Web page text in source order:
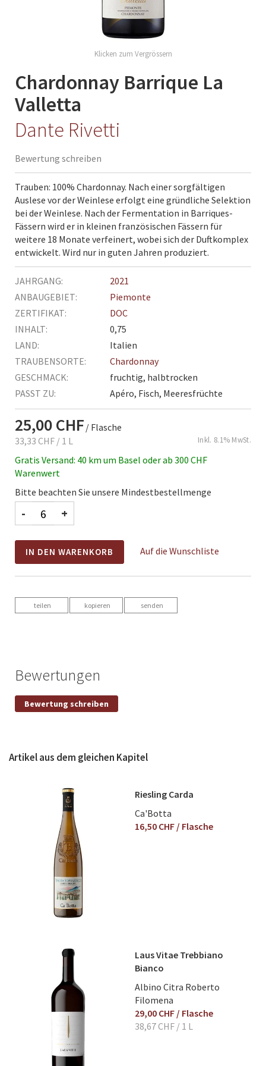
the
beginning
of
the
images
gallery
Chardonnay Barrique La
Valletta
Dante Rivetti
Bewertung schreiben
Trauben: 100% Chardonnay. Nach einer sorgfältigen
Auslese vor der Weinlese erfolgt eine gründliche Selektion
bei der Weinlese. Nach der Fermentation in Barriques-
Fässern wird er in kleinen französischen Fässern für
weitere 18 Monate verfeinert, wobei sich der Duftkomplex
entwickelt. Wird nur in guten Jahren produziert.
Mehr
Informationen
2021
Piemonte
DOC
0,75
Italien
Chardonnay
fruchtig, halbtrocken
Apéro, Fisch, Meeresfrüchte
25,00 CHF / Flasche
Inkl. 8.1% MwSt.
33,33 CHF / 1 L
Gratis Versand: 40 km um Basel oder ab 300 CHF
Warenwert
Bitte beachten Sie unsere Mindestbestellmenge
- +
IN DEN WARENKORB Auf die Wunschliste
teilen kopieren senden
Bewertungen
Eigene Bewertung schreiben
Bewertung schreiben
Artikel aus dem gleichen Kapitel
Riesling Carda
Ca'Botta
16,50 CHF / Flasche
Laus Vitae Trebbiano
Bianco
Albino Citra Roberto
Filomena
29,00 CHF / Flasche
38,67 CHF / 1 L